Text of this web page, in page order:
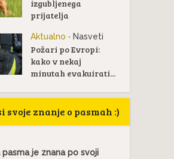
izgubljenega
prijatelja
Aktualno • Nasveti
Požari po Evropi:
kako v nekaj
minutah evakuirati...
svoje znanje o pasmah :)
pasma je znana po svoji